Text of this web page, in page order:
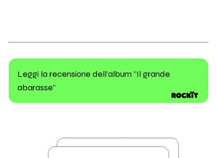
Leggi la recensione dell'album "Il grande
abarasse"